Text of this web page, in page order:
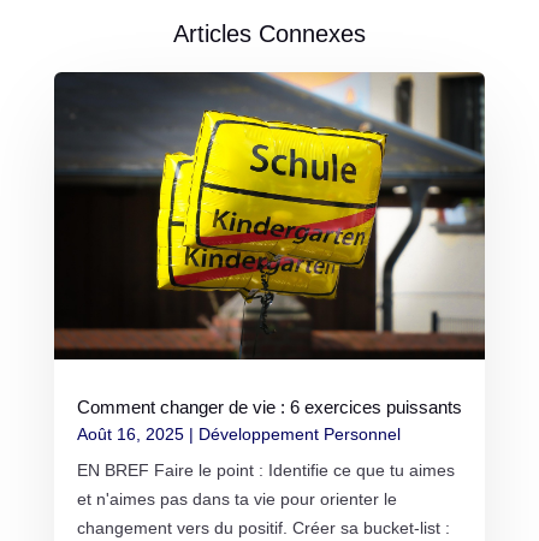
Articles Connexes
Comment changer de vie : 6 exercices puissants
Août 16, 2025| Développement Personnel
EN BREF Faire le point : Identifie ce que tu aimes
et n'aimes pas dans ta vie pour orienter le
changement vers du positif. Créer sa bucket-list :